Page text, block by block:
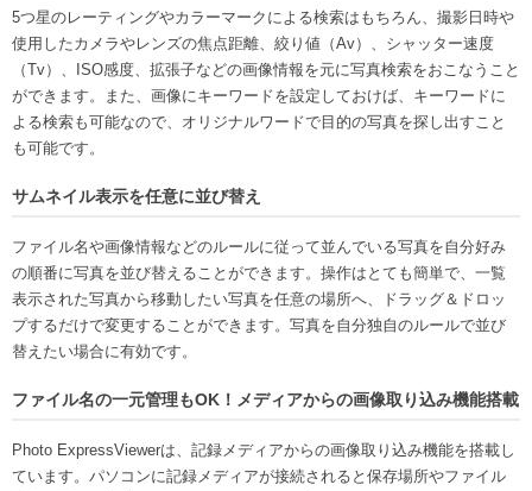
5つ星のレーティングやカラーマークによる検索はもちろん、撮影日時や
使用したカメラやレンズの焦点距離、絞り値（Av）、シャッター速度
（Tv）、ISO感度、拡張子などの画像情報を元に写真検索をおこなうこと
ができます。また、画像にキーワードを設定しておけば、キーワードに
よる検索も可能なので、オリジナルワードで目的の写真を探し出すこと
も可能です。
サムネイル表示を任意に並び替え
ファイル名や画像情報などのルールに従って並んでいる写真を自分好み
の順番に写真を並び替えることができます。操作はとても簡単で、一覧
表示された写真から移動したい写真を任意の場所へ、ドラッグ＆ドロッ
プするだけで変更することができます。写真を自分独自のルールで並び
替えたい場合に有効です。
ファイル名の一元管理もOK！メディアからの画像取り込み機能搭載
Photo ExpressViewerは、記録メディアからの画像取り込み機能を搭載し
ています。パソコンに記録メディアが接続されると保存場所やファイル